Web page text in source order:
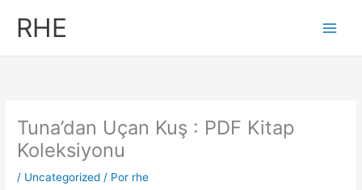
RHE
Tuna’dan Uçan Kuş : PDF Kitap
Koleksiyonu
/ Uncategorized / Por rhe